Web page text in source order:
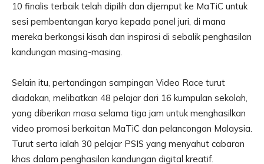
10 finalis terbaik telah dipilih dan dijemput ke MaTiC untuk
sesi pembentangan karya kepada panel juri, di mana
mereka berkongsi kisah dan inspirasi di sebalik penghasilan
kandungan masing-masing.
Selain itu, pertandingan sampingan Video Race turut
diadakan, melibatkan 48 pelajar dari 16 kumpulan sekolah,
yang diberikan masa selama tiga jam untuk menghasilkan
video promosi berkaitan MaTiC dan pelancongan Malaysia.
Turut serta ialah 30 pelajar PSIS yang menyahut cabaran
khas dalam penghasilan kandungan digital kreatif.